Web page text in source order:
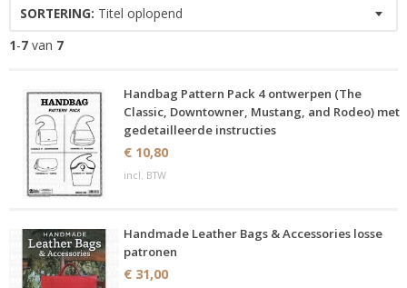
SORTERING: Titel oplopend
1-7 van 7
Handbag Pattern Pack 4 ontwerpen (The
Classic, Downtowner, Mustang, and Rodeo) met
gedetailleerde instructies
€ 10,80
incl. BTW
Handmade Leather Bags & Accessories losse
patronen
€ 31,00